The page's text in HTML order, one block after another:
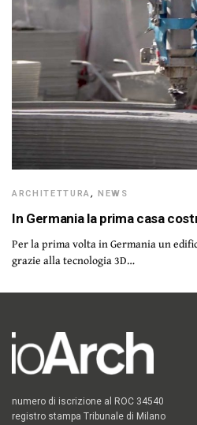
ARCHITETTURA,NEWS
In Germania la prima casa
Per la prima volta in Germania un
grazie alla tecnologia 3D…
numero di iscrizione al ROC 34540
registro stampa Tribunale di Milano